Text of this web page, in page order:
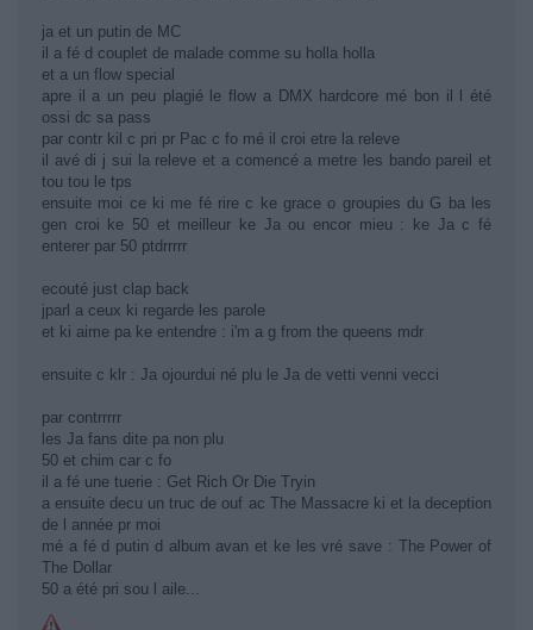
ja et un putin de MC
il a fé d couplet de malade comme su holla holla
et a un flow special
apre il a un peu plagié le flow a DMX hardcore mé bon il l été
ossi dc sa pass
par contr kil c pri pr Pac c fo mé il croi etre la releve
il avé di j sui la releve et a comencé a metre les bando pareil et
tou tou le tps
ensuite moi ce ki me fé rire c ke grace o groupies du G ba les
gen croi ke 50 et meilleur ke Ja ou encor mieu : ke Ja c fé
enterer par 50 ptdrrrrr
ecouté just clap back
jparl a ceux ki regarde les parole
et ki aime pa ke entendre : i'm a g from the queens mdr
ensuite c klr : Ja ojourdui né plu le Ja de vetti venni vecci
par contrrrrr
les Ja fans dite pa non plu
50 et chim car c fo
il a fé une tuerie : Get Rich Or Die Tryin
a ensuite decu un truc de ouf ac The Massacre ki et la deception
de l année pr moi
mé a fé d putin d album avan et ke les vré save : The Power of
The Dollar
50 a été pri sou l aile...